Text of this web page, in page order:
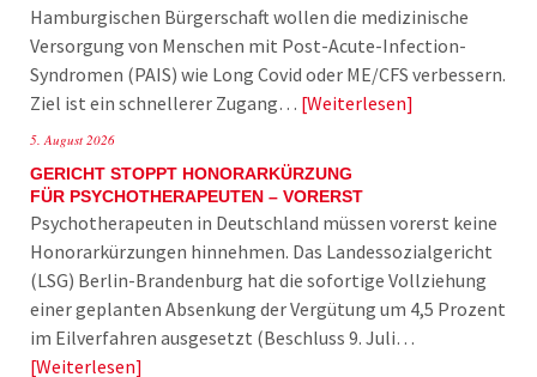
Hamburgischen Bürgerschaft wollen die medizinische
Versorgung von Menschen mit Post-Acute-Infection-
Syndromen (PAIS) wie Long Covid oder ME/CFS verbessern.
Ziel ist ein schnellerer Zugang… Weiterlesen
5. August 2026
GERICHT STOPPT HONORARKÜRZUNG
FÜR PSYCHOTHERAPEUTEN – VORERST
Psychotherapeuten in Deutschland müssen vorerst keine
Honorarkürzungen hinnehmen. Das Landessozialgericht
(LSG) Berlin-Brandenburg hat die sofortige Vollziehung
einer geplanten Absenkung der Vergütung um 4,5 Prozent
im Eilverfahren ausgesetzt (Beschluss 9. Juli…
Weiterlesen